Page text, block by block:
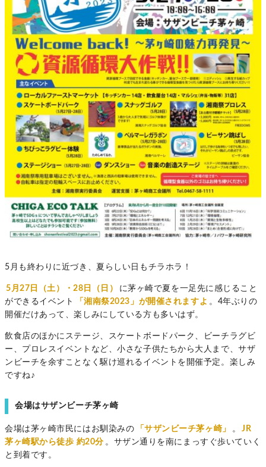
5月も終わりに近づき、夏らしい日もチラホラ！
5月27日（土）・28日（日）
に茅ヶ崎で夏を一足先に感じること
ができるイベント
「湘南祭2023」が開催されますよ 。4年ぶりの
開催だけあって、楽しみにしている方も多いはず。
飲食店のほかに ステージ、スケートボードパーク、ビーチラグビ
ー、プロレスイベントなど、小さな子供たちから大人まで、サザ
ンビーチを余すことなく駆け巡れるイベントを開催予定。楽しみ
ですね♪
会場はサザンビーチ茅ヶ崎
会場は茅ヶ崎市民にはお馴染みの 「サザンビーチ茅ヶ崎」 。
JR
茅ヶ崎駅から徒歩 約20分 。サザン通りを南にまっすぐ歩いていく
と到着です。